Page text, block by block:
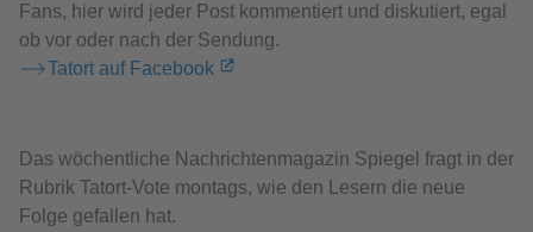
Fans, hier wird jeder Post kommentiert und diskutiert, egal
ob vor oder nach der Sendung.
Tatort auf Facebook
Das wöchentliche Nachrichtenmagazin Spiegel fragt in der
Rubrik Tatort-Vote montags, wie den Lesern die neue
Folge gefallen hat.